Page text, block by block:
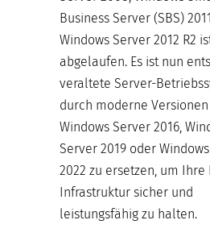
Business Server (SBS)
Windows Server 2012 R2
abgelaufen. Es ist nun
veraltete Server-
durch moderne
Windows Server 2016,
Server 2019 oder
2022 zu ersetzen, um Ihre
Infrastruktur sicher und
leistungsfähig zu halten.